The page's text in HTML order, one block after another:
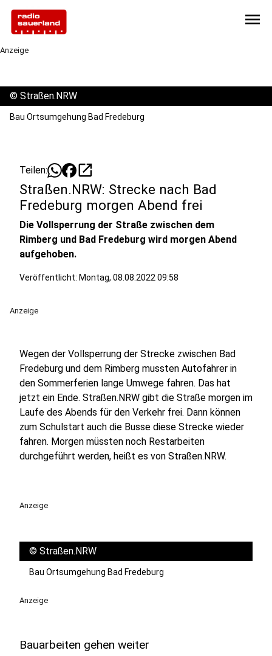
menu
Anzeige
© Straßen.NRW
Bau Ortsumgehung Bad Fredeburg
Teilen: open_in_new
Straßen.NRW: Strecke nach Bad
Fredeburg morgen Abend frei
Die Vollsperrung der Straße zwischen dem
Rimberg und Bad Fredeburg wird morgen Abend
aufgehoben.
Veröffentlicht: Montag, 08.08.2022 09:58
Anzeige
Wegen der Vollsperrung der Strecke zwischen Bad
Fredeburg und dem Rimberg mussten Autofahrer in
den Sommerferien lange Umwege fahren. Das hat
jetzt ein Ende. Straßen.NRW gibt die Straße morgen im
Laufe des Abends für den Verkehr frei. Dann können
zum Schulstart auch die Busse diese Strecke wieder
fahren. Morgen müssten noch Restarbeiten
durchgeführt werden, heißt es von Straßen.NRW.
Anzeige
© Straßen.NRW
Bau Ortsumgehung Bad Fredeburg
Anzeige
Bauarbeiten gehen weiter